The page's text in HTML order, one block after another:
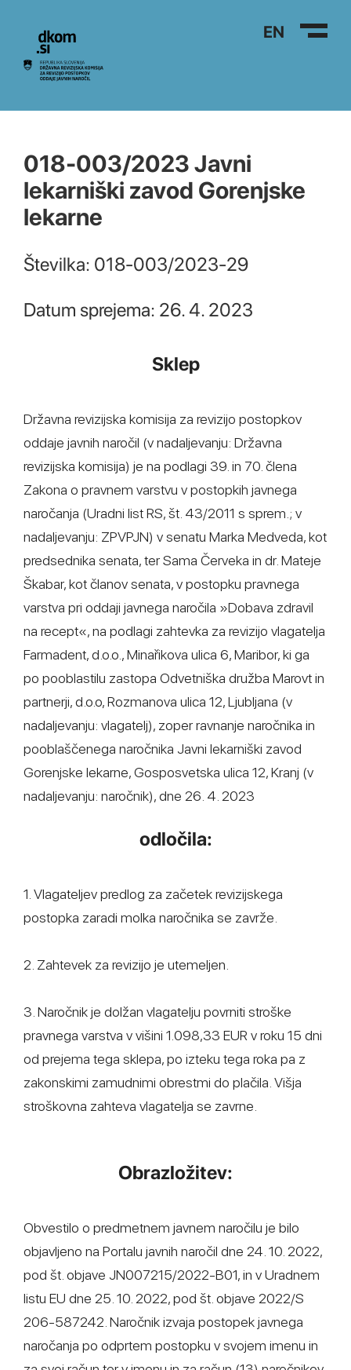
Na vsebino EN
018-003/2023 Javni
lekarniški zavod Gorenjske
lekarne
Številka: 018-003/2023-29
Datum sprejema: 26. 4. 2023
Sklep
Državna revizijska komisija za revizijo postopkov
oddaje javnih naročil (v nadaljevanju: Državna
revizijska komisija) je na podlagi 39. in 70. člena
Zakona o pravnem varstvu v postopkih javnega
naročanja (Uradni list RS, št. 43/2011 s sprem.; v
nadaljevanju: ZPVPJN) v senatu Marka Medveda, kot
predsednika senata, ter Sama Červeka in dr. Mateje
Škabar, kot članov senata, v postopku pravnega
varstva pri oddaji javnega naročila »Dobava zdravil
na recept«, na podlagi zahtevka za revizijo vlagatelja
Farmadent, d.o.o., Minařikova ulica 6, Maribor, ki ga
po pooblastilu zastopa Odvetniška družba Marovt in
partnerji, d.o.o, Rozmanova ulica 12, Ljubljana (v
nadaljevanju: vlagatelj), zoper ravnanje naročnika in
pooblaščenega naročnika Javni lekarniški zavod
Gorenjske lekarne, Gosposvetska ulica 12, Kranj (v
nadaljevanju: naročnik), dne 26. 4. 2023
odločila:
1. Vlagateljev predlog za začetek revizijskega
postopka zaradi molka naročnika se zavrže.
2. Zahtevek za revizijo je utemeljen.
3. Naročnik je dolžan vlagatelju povrniti stroške
pravnega varstva v višini 1.098,33 EUR v roku 15 dni
od prejema tega sklepa, po izteku tega roka pa z
zakonskimi zamudnimi obrestmi do plačila. Višja
stroškovna zahteva vlagatelja se zavrne.
Obrazložitev:
Obvestilo o predmetnem javnem naročilu je bilo
objavljeno na Portalu javnih naročil dne 24. 10. 2022,
pod št. objave JN007215/2022-B01, in v Uradnem
listu EU dne 25. 10. 2022, pod št. objave 2022/S
206-587242. Naročnik izvaja postopek javnega
naročanja po odprtem postopku v svojem imenu in